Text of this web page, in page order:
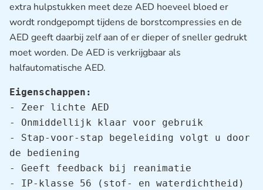
extra hulpstukken meet deze AED hoeveel bloed er
wordt rondgepompt tijdens de borstcompressies en de
AED geeft daarbij zelf aan of er dieper of sneller gedrukt
moet worden. De AED is verkrijgbaar als
halfautomatische AED.
Eigenschappen:
- Zeer lichte AED
- Onmiddellijk klaar voor gebruik
- Stap-voor-stap begeleiding volgt u door
de bediening
- Geeft feedback bij reanimatie
- IP-klasse 56 (stof- en waterdichtheid)